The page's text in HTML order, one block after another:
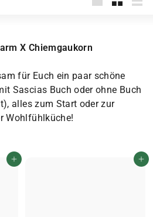
X Chiemgaukorn
für Euch ein paar schöne
Sascias Buch oder ohne Buch
alles zum Start oder zur
Wohlfühlküche!
In den Einkaufswagen legen In den Einkaufswagen legen